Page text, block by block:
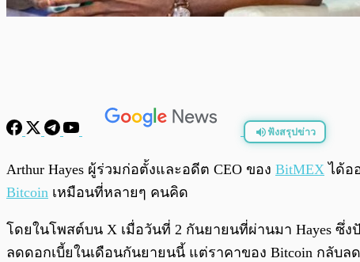
ฟังสรุปข่าว
พร้อมเล่น
Arthur Hayes ผู้ร่วมก่อตั้งและอดีต CEO ของ BitMEX ได้อ
Bitcoin เหมือนที่หลายๆ คนคิด
โดยในโพสต์บน X เมื่อวันที่ 2 กันยายนที่ผ่านมา Hayes ซึ่งปั
ลดดอกเบี้ยในเดือนกันยายนนี้ แต่ราคาของ Bitcoin กลับ